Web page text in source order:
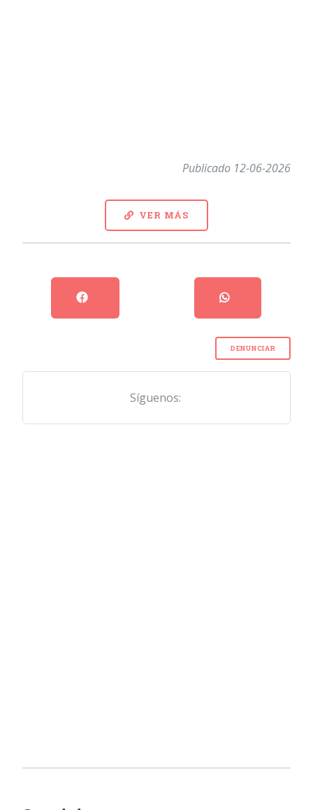
Publicado 12-06-2026
VER MÁS
DENUNCIAR
Síguenos: